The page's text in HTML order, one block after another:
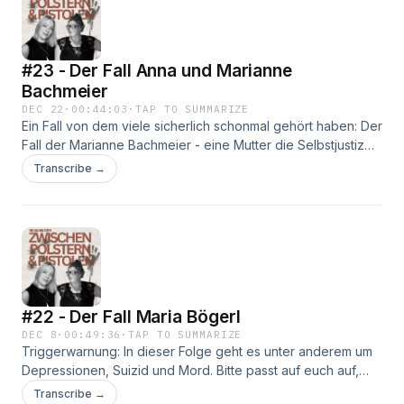
#23 - Der Fall Anna und Marianne
Bachmeier
DEC 22 · 00:44:03 ·TAP TO SUMMARIZE
Ein Fall von dem viele sicherlich schonmal gehört haben: Der
Fall der Marianne Bachmeier - eine Mutter die Selbstjustiz
für ihre ermordete Tochter angewendet hat. Ein tragischer
Fall mit nicht nur einem Opfer. Aber wie lautet das Urteil von
secxuellen Missbrauch u.a. an Kindern und Suizid.
Transcribe →
#22 - Der Fall Maria Bögerl
DEC 8 · 00:49:36 ·TAP TO SUMMARIZE
Triggerwarnung: In dieser Folge geht es unter anderem um
Depressionen, Suizid und Mord. Bitte passt auf euch auf,
wenn ihr diese Folge hört.2010 in Heidenheim. Maria Bögerl
Transcribe →